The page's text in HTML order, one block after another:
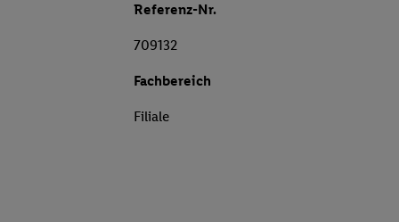
Referenz-Nr.
709132
Fachbereich
Filiale